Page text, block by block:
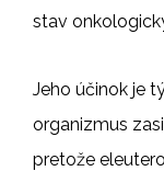
stav
Jeho účinok je
organizmus
pretože